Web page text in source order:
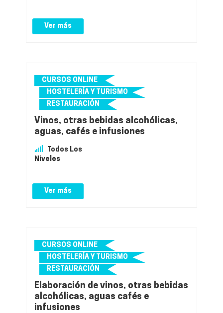
Ver más
CURSOS ONLINE
HOSTELERÍA Y TURISMO
RESTAURACIÓN
Vinos, otras bebidas alcohólicas,
aguas, cafés e infusiones
Todos Los
Niveles
Ver más
CURSOS ONLINE
HOSTELERÍA Y TURISMO
RESTAURACIÓN
Elaboración de vinos, otras bebidas
alcohólicas, aguas cafés e
infusiones